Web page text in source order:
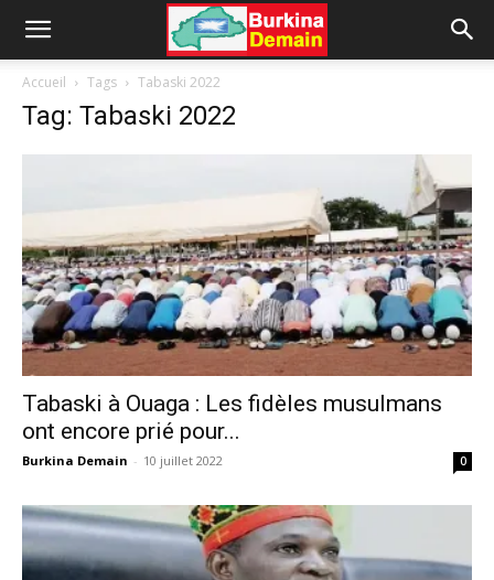
Accueil Tags Tabaski 2022
Tag: Tabaski 2022
Tabaski à Ouaga : Les fidèles musulmans
ont encore prié pour...
Burkina Demain - 10 juillet 2022 0